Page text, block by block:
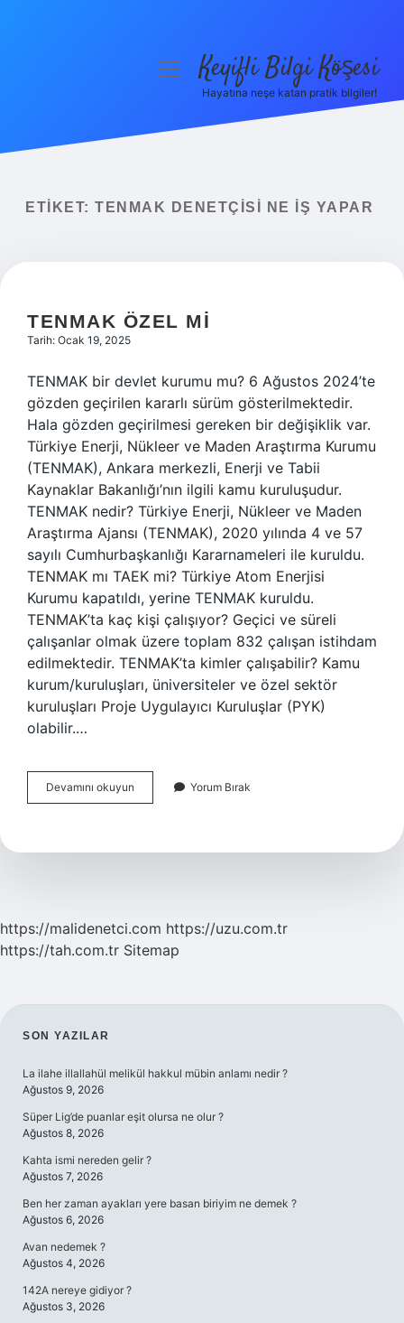
Yasal Uyarı
menüyüKeyifli Bilgi Köşesi
Hayatına neşe katan pratik bilgiler!
ETIKET: TENMAK DENETÇISI NE IŞ YAPAR
TENMAK ÖZEL MI
Tarih: Ocak 19, 2025
TENMAK bir devlet kurumu mu? 6 Ağustos 2024’te
gözden geçirilen kararlı sürüm gösterilmektedir.
Hala gözden geçirilmesi gereken bir değişiklik var.
Türkiye Enerji, Nükleer ve Maden Araştırma Kurumu
(TENMAK), Ankara merkezli, Enerji ve Tabii
Kaynaklar Bakanlığı’nın ilgili kamu kuruluşudur.
TENMAK nedir? Türkiye Enerji, Nükleer ve Maden
Araştırma Ajansı (TENMAK), 2020 yılında 4 ve 57
sayılı Cumhurbaşkanlığı Kararnameleri ile kuruldu.
TENMAK mı TAEK mi? Türkiye Atom Enerjisi
Kurumu kapatıldı, yerine TENMAK kuruldu.
TENMAK’ta kaç kişi çalışıyor? Geçici ve süreli
çalışanlar olmak üzere toplam 832 çalışan istihdam
edilmektedir. TENMAK’ta kimler çalışabilir? Kamu
kurum/kuruluşları, üniversiteler ve özel sektör
kuruluşları Proje Uygulayıcı Kuruluşlar (PYK)
olabilir.…
Devamını okuyun
Özel
Yorum Bırak
https://malidenetci.com https://uzu.com.tr
https://tah.com.tr Sitemap
SIDEBAR
SON YAZILAR
La ilahe illallahül melikül hakkul mübin anlamı nedir ?
Ağustos 9, 2026
Süper Lig’de puanlar eşit olursa ne olur ?
Ağustos 8, 2026
Kahta ismi nereden gelir ?
Ağustos 7, 2026
Ben her zaman ayakları yere basan biriyim ne demek ?
Ağustos 6, 2026
Avan nedemek ?
Ağustos 4, 2026
142A nereye gidiyor ?
Ağustos 3, 2026